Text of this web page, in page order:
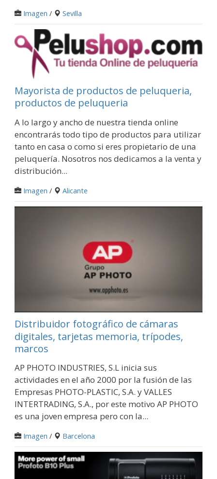
Imagen / Sevilla
Mayorista de productos de peluqueria,
productos de peluqueria
A lo largo y ancho de nuestra tienda online
encontrarás todo tipo de productos para utilizar
tanto en casa o como si eres propietario de una
peluquería. Nosotros nos dedicamos a la venta y
distribución...
Imagen / Alicante
Distribuidor fotográfico de cámaras
digitales, tarjetas memoria, trípodes,
marcos
AP PHOTO INDUSTRIES, S.L inicia sus
actividades en el año 2000 por la fusión de las
Empresas PHOTO-PLASTIC, S.A. y VALLES
INTERTRADING, S.A., por este motivo AP PHOTO
es una joven empresa pero con la...
Imagen / Barcelona